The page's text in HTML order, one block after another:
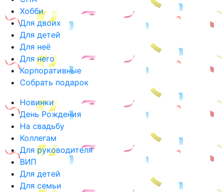
Хобби
Для двоих
Для детей
Для неё
Для него
Корпоративные
Собрать подарок
Новинки
День Рождения
На свадьбу
Коллегам
Для руководителя
ВИП
Для детей
Для семьи